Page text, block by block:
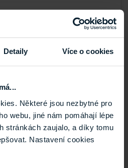
Detaily Více o cookies
Některé jsou nezbytné pro
webu, jiné nám pomáhají lépe
stránkách zaujalo, a díky tomu
Nastavení cookies
VGA, HDMI(4K), HDMI
do 512 Mbps
32 Mpx